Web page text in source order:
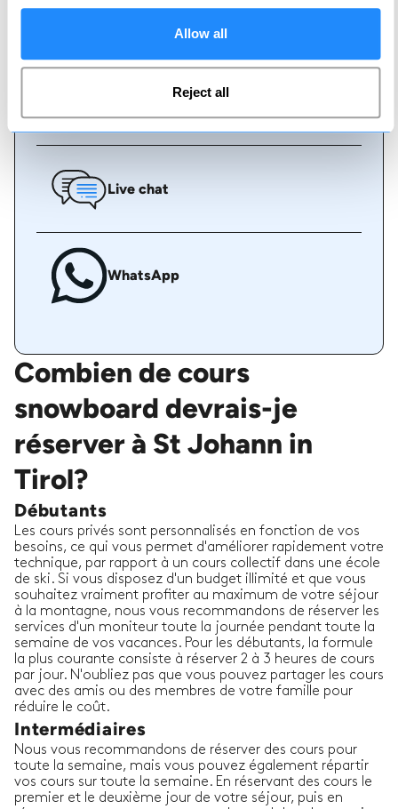
Allow all
Reject all
Appelez-nous
Live chat
WhatsApp
Combien de cours
snowboard devrais-je
réserver à St Johann in
Tirol?
Débutants
Les cours privés sont personnalisés en fonction de vos
besoins, ce qui vous permet d'améliorer rapidement votre
technique, par rapport à un cours collectif dans une école
de ski. Si vous disposez d'un budget illimité et que vous
souhaitez vraiment profiter au maximum de votre séjour
à la montagne, nous vous recommandons de réserver les
services d'un moniteur toute la journée pendant toute la
semaine de vos vacances. Pour les débutants, la formule
la plus courante consiste à réserver 2 à 3 heures de cours
par jour. N'oubliez pas que vous pouvez partager les cours
avec des amis ou des membres de votre famille pour
réduire le coût.
Intermédiaires
Nous vous recommandons de réserver des cours pour
toute la semaine, mais vous pouvez également répartir
vos cours sur toute la semaine. En réservant des cours le
premier et le deuxième jour de votre séjour, puis en